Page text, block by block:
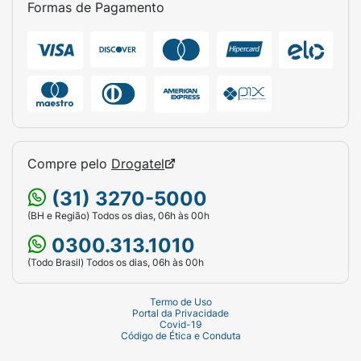
6g, ou conforme a orientação da tabela
nutricional) em 150ml a 200ml de água ou na
bebida de sua preferência. Misture bem com
o auxílio de uma colher ou coqueteleira até a
completa dissolução. Consuma uma vez ao
dia, preferencialmente antes ou logo após o
treino, ou conforme recomendação de um
Ficha Técnica:
Marca:Black Skull Heavy Sports Nutrition®
Creatine Turbo™ Refil (Suplemento
Alimentar de Creatina em Pó)
Formas de Pagamento
Compre pelo Drogatel
(31) 3270-5000
(BH e Região) Todos os dias, 06h às 00h
0300.313.1010
(Todo Brasil) Todos os dias, 06h às 00h
Termo de Uso
Portal da Privacidade
Covid-19
Código de Ética e Conduta